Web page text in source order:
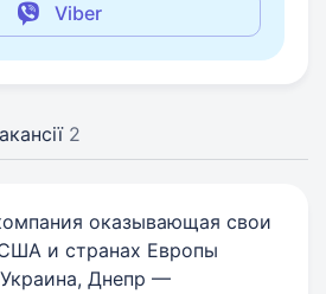
Viber
2
оказывающая свои
и странах Европы
Днепр —